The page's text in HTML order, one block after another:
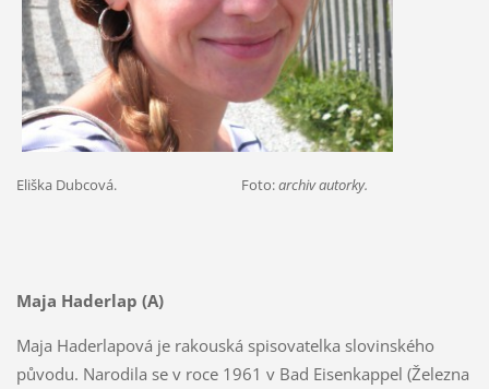
Eliška Dubcová. Foto:archiv autorky.
Maja Haderlap (A)
Maja Haderlapová je rakouská spisovatelka slovinského
původu. Narodila se v roce 1961 v Bad Eisenkappel (Železna